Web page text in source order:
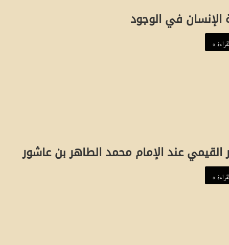
الإنسان في الوجود
»
القيمي عند الإمام محمد الطاهر بن عاشور
»
ع
ي